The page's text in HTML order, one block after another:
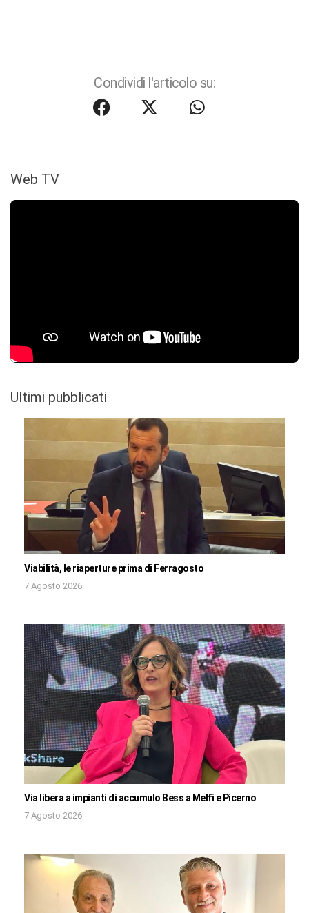
Condividi l'articolo su:
Web TV
Ultimi pubblicati
Viabilità, le riaperture prima di Ferragosto
7 Agosto 2026
Via libera a impianti di accumulo Bess a Melfi e Picerno
7 Agosto 2026